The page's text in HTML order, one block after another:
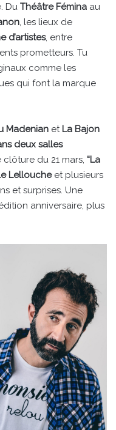
Du Théâtre Fémina au
, les lieux de
d’artistes, entre
prometteurs. Tu
comme les
qui font la marque
Madenian et La Bajon
deux salles
du 21 mars, “La
Lelloucheet plusieurs
et surprises. Une
anniversaire, plus